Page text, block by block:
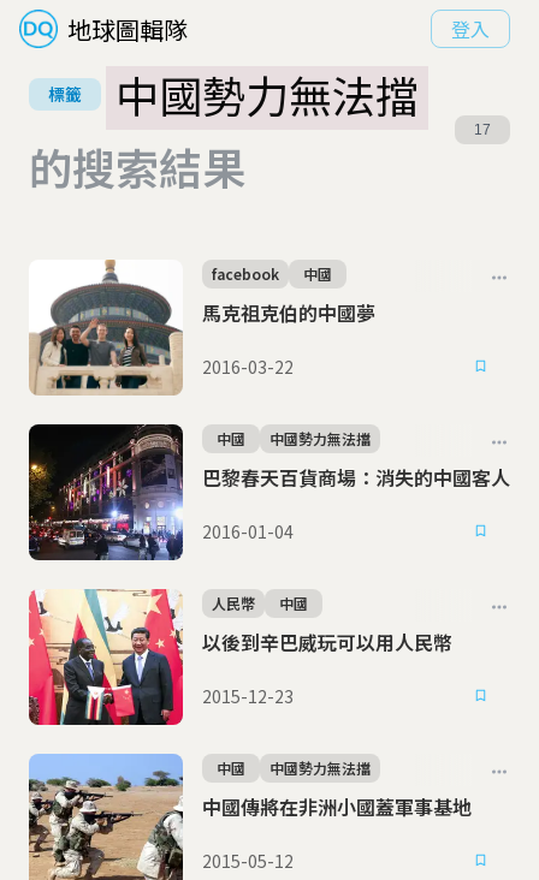
地球圖輯隊 登入
標籤
中國勢力無法擋
的搜索結果
17
馬克祖克伯的中國夢
facebook 中國
2016-03-22
巴黎春天百貨商場：消失的中國客人
中國 中國勢力無法擋
2016-01-04
以後到辛巴威玩可以用人民幣
人民幣 中國
2015-12-23
中國傳將在非洲小國蓋軍事基地
中國 中國勢力無法擋
2015-05-12